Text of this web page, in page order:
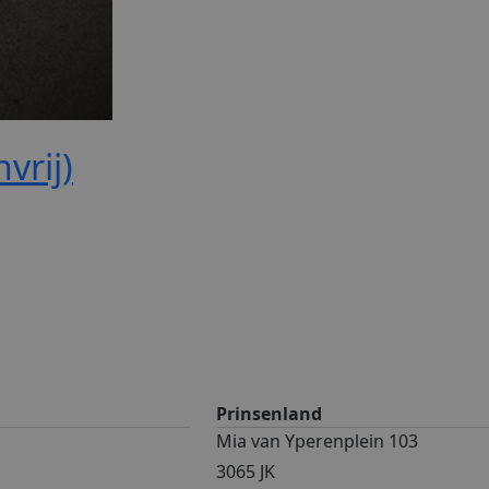
Prinsenland
Mia van Yperenplein 103
3065 JK